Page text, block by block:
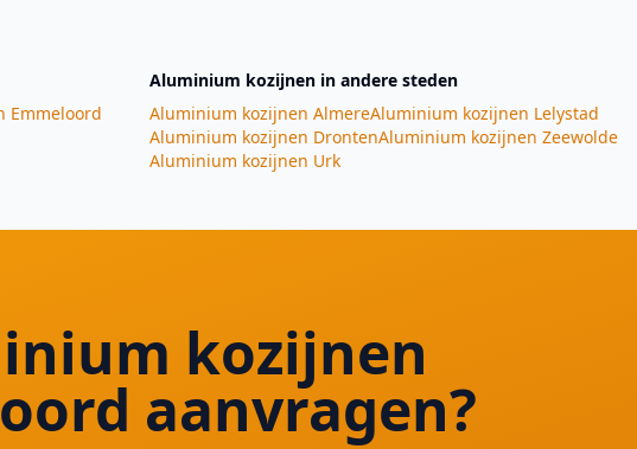
Emmeloord
Aluminium kozijnen in andere steden
Aluminium kozijnen AlmereAluminium kozijnen Lelystad
Aluminium kozijnen DrontenAluminium kozijnen Zeewolde
Aluminium kozijnen Urk
kozijnen
aanvragen?